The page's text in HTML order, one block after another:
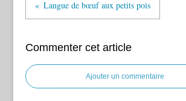
Langue de bœuf aux petits pois
Commenter cet article
Ajouter un commentaire